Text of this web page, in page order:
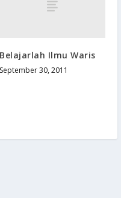
Belajarlah Ilmu Waris
September 30, 2011